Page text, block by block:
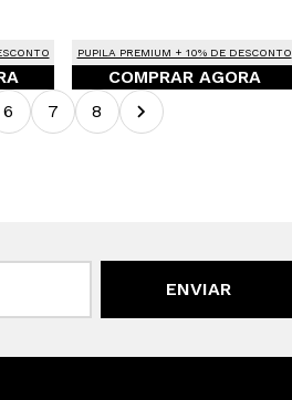
PUPILA PREMIUM + 10% DE DESCONTO
COMPRAR AGORA
6 7 8
ENVIAR